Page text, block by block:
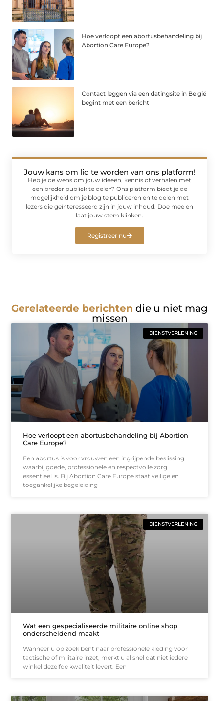
Hoe verloopt een abortusbehandeling bij
Abortion Care Europe?
Contact leggen via een datingsite in België
begint met een bericht
Jouw kans om lid te worden van ons platform!
Heb je de wens om jouw ideeën, kennis of verhalen met
een breder publiek te delen? Ons platform biedt je de
mogelijkheid om je blog te publiceren en te delen met
lezers die geïnteresseerd zijn in jouw inhoud. Doe mee en
laat jouw stem klinken.
Registreer nu
Gerelateerde berichten die u niet mag
missen
DIENSTVERLENING
Hoe verloopt een abortusbehandeling bij Abortion
Care Europe?
Een abortus is voor vrouwen een ingrijpende beslissing
waarbij goede, professionele en respectvolle zorg
essentieel is. Bij Abortion Care Europe staat veilige en
toegankelijke begeleiding
DIENSTVERLENING
Wat een gespecialiseerde militaire online shop
onderscheidend maakt
Wanneer u op zoek bent naar professionele kleding voor
tactische of militaire inzet, merkt u al snel dat niet iedere
winkel dezelfde kwaliteit levert. Een